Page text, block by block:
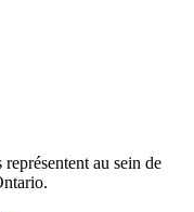
au sein de